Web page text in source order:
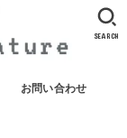
お問い合わせ
SEARCH